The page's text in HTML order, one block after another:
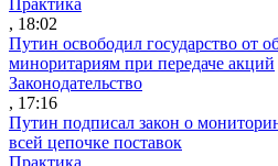
, 18:02
Путин освободил государство от
миноритариям при передаче акций
Законодательство
, 17:16
Путин подписал закон о
всей цепочке поставок
Практика